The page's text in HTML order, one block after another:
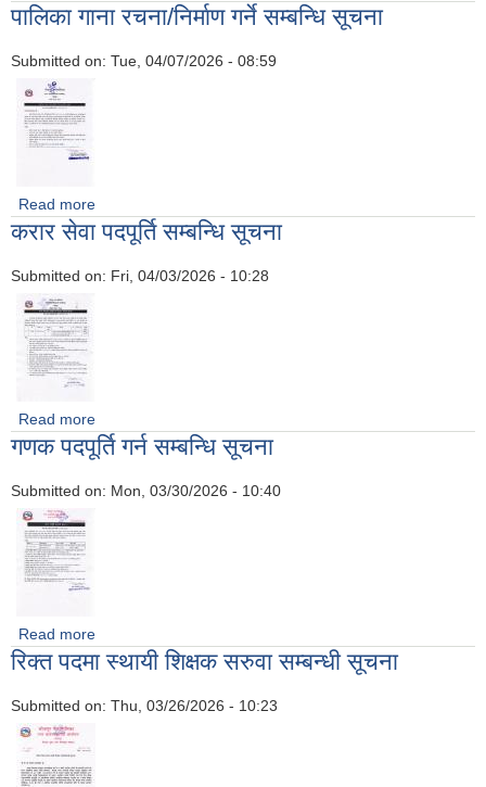
पालिका गाना रचना/निर्माण गर्ने सम्बन्धि सूचना
Submitted on: Tue, 04/07/2026 - 08:59
Read more
करार सेवा पदपूर्ति सम्बन्धि सूचना
Submitted on: Fri, 04/03/2026 - 10:28
Read more
गणक पदपूर्ति गर्न सम्बन्धि सूचना
Submitted on: Mon, 03/30/2026 - 10:40
Read more
रिक्त पदमा स्थायी शिक्षक सरुवा सम्बन्धी सूचना
Submitted on: Thu, 03/26/2026 - 10:23